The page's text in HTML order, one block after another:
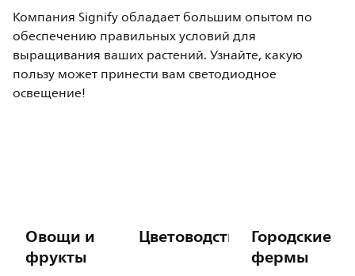
Компания Signify обладает большим опытом по
обеспечению правильных условий для
выращивания ваших растений. Узнайте, какую
пользу может принести вам светодиодное
освещение!
Овощи и
фрукты
Цветоводство Городские
фермы